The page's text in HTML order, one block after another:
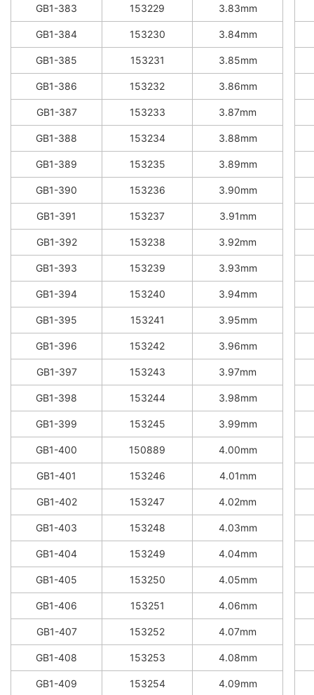
GB1-383 153229 3.83mm
GB1-384 153230 3.84mm
GB1-385 153231 3.85mm
GB1-386 153232 3.86mm
GB1-387 153233 3.87mm
GB1-388 153234 3.88mm
GB1-389 153235 3.89mm
GB1-390 153236 3.90mm
GB1-391 153237 3.91mm
GB1-392 153238 3.92mm
GB1-393 153239 3.93mm
GB1-394 153240 3.94mm
GB1-395 153241 3.95mm
GB1-396 153242 3.96mm
GB1-397 153243 3.97mm
GB1-398 153244 3.98mm
GB1-399 153245 3.99mm
GB1-400 150889 4.00mm
GB1-401 153246 4.01mm
GB1-402 153247 4.02mm
GB1-403 153248 4.03mm
GB1-404 153249 4.04mm
GB1-405 153250 4.05mm
GB1-406 153251 4.06mm
GB1-407 153252 4.07mm
GB1-408 153253 4.08mm
GB1-409 153254 4.09mm